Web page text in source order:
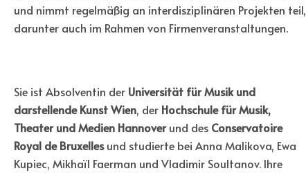
und nimmt regelmäßig an interdisziplinären Projekten teil,
darunter auch im Rahmen von Firmenveranstaltungen.
Sie ist Absolventin der Universität für Musik und
darstellende Kunst Wien, der Hochschule für Musik,
Theater und Medien Hannoverund des Conservatoire
Royal de Bruxellesund studierte bei Anna Malikova, Ewa
Kupiec, Mikhaïl Faerman und Vladimir Soultanov. Ihre